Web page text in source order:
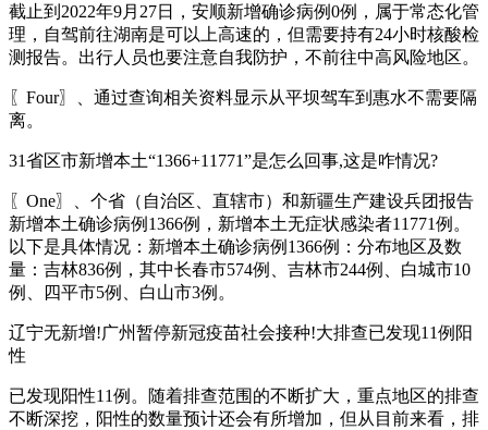
截止到2022年9月27日，安顺新增确诊病例0例，属于常态化管
理，自驾前往湖南是可以上高速的，但需要持有24小时核酸检
测报告。出行人员也要注意自我防护，不前往中高风险地区。
〖Four〗、通过查询相关资料显示从平坝驾车到惠水不需要隔
离。
31省区市新增本土“1366+11771”是怎么回事,这是咋情况?
〖One〗、个省（自治区、直辖市）和新疆生产建设兵团报告
新增本土确诊病例1366例，新增本土无症状感染者11771例。
以下是具体情况：新增本土确诊病例1366例：分布地区及数
量：吉林836例，其中长春市574例、吉林市244例、白城市10
例、四平市5例、白山市3例。
辽宁无新增!广州暂停新冠疫苗社会接种!大排查已发现11例阳
性
已发现阳性11例。随着排查范围的不断扩大，重点地区的排查
不断深挖，阳性的数量预计还会有所增加，但从目前来看，排